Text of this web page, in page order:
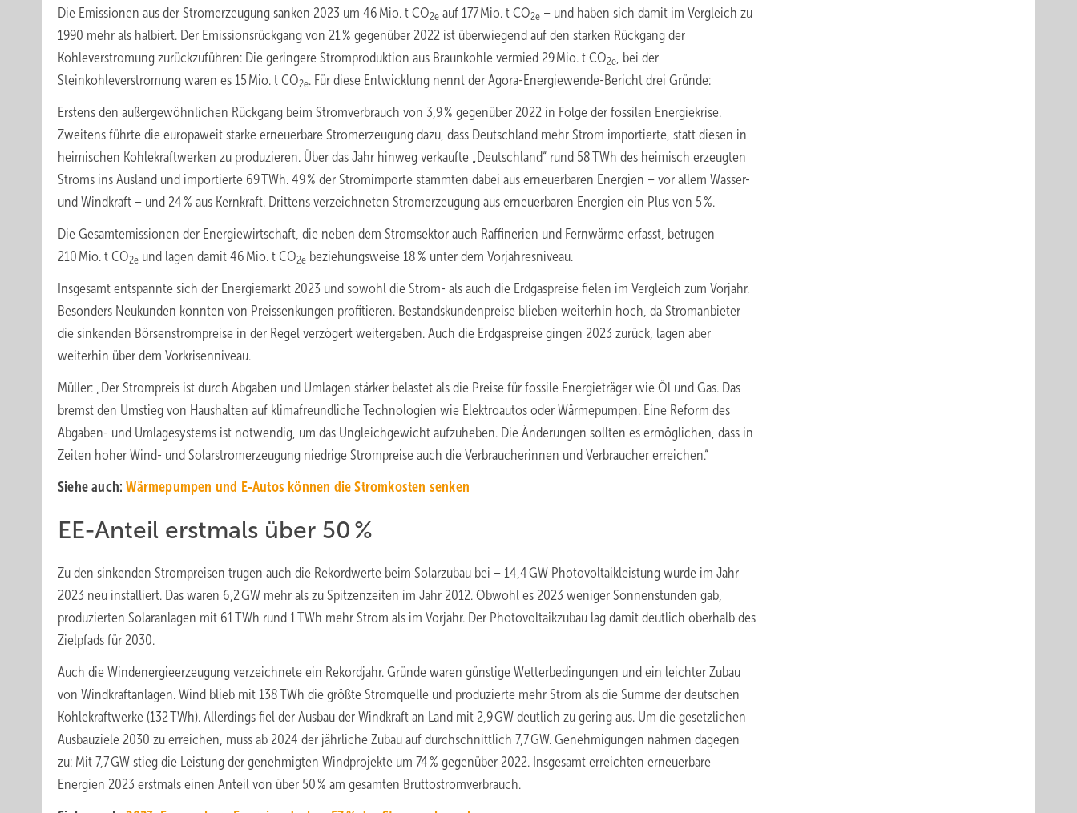
Die Emissionen aus der Stromerzeugung sanken 2023 um 46 Mio. t CO2e auf 177 Mio. t CO2e – und haben sich damit im Vergleich zu
1990 mehr als halbiert. Der Emissionsrückgang von 21 % gegenüber 2022 ist überwiegend auf den starken Rückgang der
Kohleverstromung zurückzuführen: Die geringere Stromproduktion aus Braunkohle vermied 29 Mio. t CO2e, bei der
Steinkohleverstromung waren es 15 Mio. t CO2e. Für diese Entwicklung nennt der Agora-Energiewende-Bericht drei Gründe:
Erstens den außergewöhnlichen Rückgang beim Stromverbrauch von 3,9 % gegenüber 2022 in Folge der fossilen Energiekrise.
Zweitens führte die europaweit starke erneuerbare Stromerzeugung dazu, dass Deutschland mehr Strom importierte, statt diesen in
heimischen Kohlekraftwerken zu produzieren. Über das Jahr hinweg verkaufte „Deutschland“ rund 58 TWh des heimisch erzeugten
Stroms ins Ausland und importierte 69 TWh. 49 % der Stromimporte stammten dabei aus erneuerbaren Energien – vor allem Wasser-
und Windkraft – und 24 % aus Kernkraft. Drittens verzeichneten Stromerzeugung aus erneuerbaren Energien ein Plus von 5 %.
Die Gesamtemissionen der Energiewirtschaft, die neben dem Stromsektor auch Raffinerien und Fernwärme erfasst, betrugen
210 Mio. t CO2e und lagen damit 46 Mio. t CO2e beziehungsweise 18 % unter dem Vorjahresniveau.
Insgesamt entspannte sich der Energiemarkt 2023 und sowohl die Strom- als auch die Erdgaspreise fielen im Vergleich zum Vorjahr.
Besonders Neukunden konnten von Preissenkungen profitieren. Bestandskundenpreise blieben weiterhin hoch, da Stromanbieter
die sinkenden Börsenstrompreise in der Regel verzögert weitergeben. Auch die Erdgaspreise gingen 2023 zurück, lagen aber
weiterhin über dem Vorkrisenniveau.
Müller: „Der Strompreis ist durch Abgaben und Umlagen stärker belastet als die Preise für fossile Energieträger wie Öl und Gas. Das
bremst den Umstieg von Haushalten auf klimafreundliche Technologien wie Elektroautos oder Wärmepumpen. Eine Reform des
Abgaben- und Umlagesystems ist notwendig, um das Ungleichgewicht aufzuheben. Die Änderungen sollten es ermöglichen, dass in
Zeiten hoher Wind- und Solarstromerzeugung niedrige Strompreise auch die Verbraucherinnen und Verbraucher erreichen.“
Siehe auch:Wärmepumpen und E-Autos können die Stromkosten senken
EE-Anteil erstmals über 50 %
Zu den sinkenden Strompreisen trugen auch die Rekordwerte beim Solarzubau bei – 14,4 GW Photovoltaikleistung wurde im Jahr
2023 neu installiert. Das waren 6,2 GW mehr als zu Spitzenzeiten im Jahr 2012. Obwohl es 2023 weniger Sonnenstunden gab,
produzierten Solaranlagen mit 61 TWh rund 1 TWh mehr Strom als im Vorjahr. Der Photovoltaikzubau lag damit deutlich oberhalb des
Zielpfads für 2030.
Auch die Windenergieerzeugung verzeichnete ein Rekordjahr. Gründe waren günstige Wetterbedingungen und ein leichter Zubau
von Windkraftanlagen. Wind blieb mit 138 TWh die größte Stromquelle und produzierte mehr Strom als die Summe der deutschen
Kohlekraftwerke (132 TWh). Allerdings fiel der Ausbau der Windkraft an Land mit 2,9 GW deutlich zu gering aus. Um die gesetzlichen
Ausbauziele 2030 zu erreichen, muss ab 2024 der jährliche Zubau auf durchschnittlich 7,7 GW. Genehmigungen nahmen dagegen
zu: Mit 7,7 GW stieg die Leistung der genehmigten Windprojekte um 74 % gegenüber 2022. Insgesamt erreichten erneuerbare
Energien 2023 erstmals einen Anteil von über 50 % am gesamten Bruttostromverbrauch.